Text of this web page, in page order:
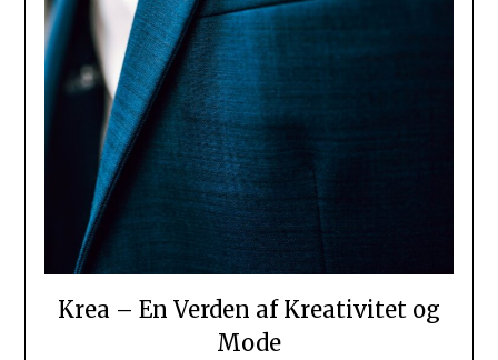
Krea – En Verden af Kreativitet og
Mode